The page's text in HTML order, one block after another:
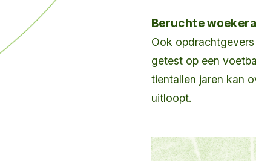
Beruchte
Ook
getest op een
tientallen jaren kan
uitloopt.